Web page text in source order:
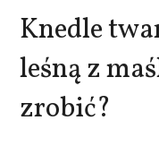
Knedle
leśną z
zrobić?